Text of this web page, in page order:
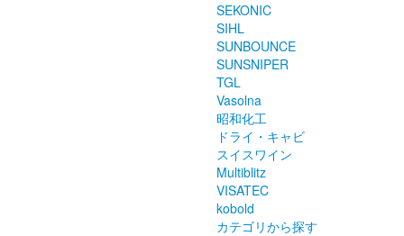
SEKONIC
SIHL
SUNBOUNCE
SUNSNIPER
TGL
Vasolna
昭和化工
ドライ・キャビ
スイスワイン
Multiblitz
VISATEC
kobold
カテゴリから探す